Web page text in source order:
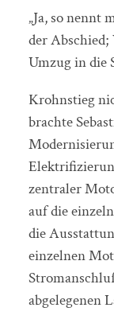
„Ja, so nennt
der
Umzug in die
Krohnstieg
brachte
zentraler
auf die
die
einzelnen
abgelegenen